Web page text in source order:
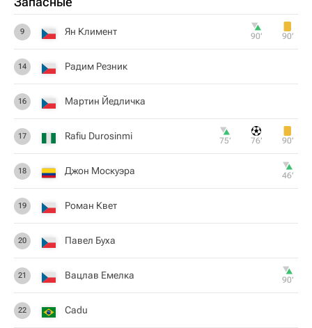
9 Ян Климент 90‎’‎ 90‎’‎
14 Радим Резник
16 Мартин Йедличка
17 Rafiu Durosinmi 75‎’‎ 76‎’‎ 90‎’‎
18 Джон Москуэра 46‎’‎
19 Роман Квет
20 Павел Буха
21 Вацлав Емелка 90‎’‎
22 Cadu